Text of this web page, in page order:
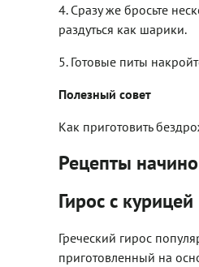
4. Сразу же бросьте
раздуться как шарики.
5. Готовые питы
Полезный совет
Как приготовить
Рецепты
Гирос с курицей
Греческий гирос
приготовленный на